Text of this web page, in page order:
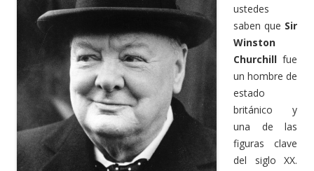
ustedes
saben que Sir
Winston
Churchill fue
un hombre de
estado
británico y
una de las
figuras clave
del siglo XX.